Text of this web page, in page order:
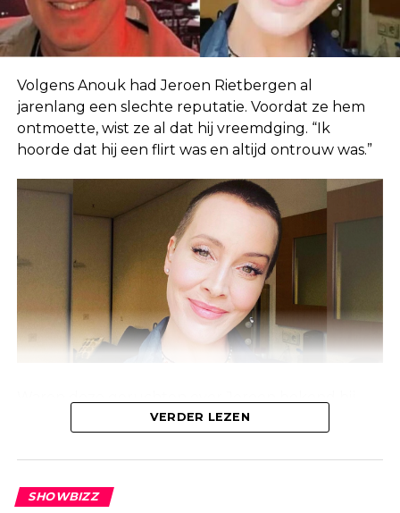
Volgens Anouk had Jeroen Rietbergen al
jarenlang een slechte reputatie. Voordat ze hem
ontmoette, wist ze al dat hij vreemdging. “Ik
hoorde dat hij een flirt was en altijd ontrouw was.”
Linda, of waren ze alleen bekend bij de mensen
geruchten al jaren geleden de ronde deden.
VERDER LEZEN
SHOWBIZZ